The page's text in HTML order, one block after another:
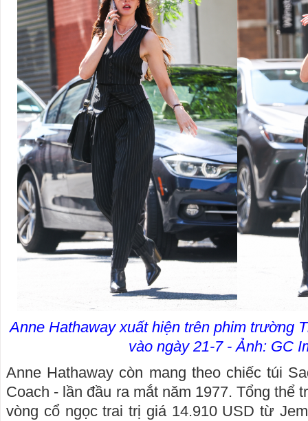
Anne Hathaway xuất hiện trên phim trường
vào ngày 21-7 - Ảnh: GC
Anne Hathaway còn mang theo chiếc túi
Coach - lần đầu ra mắt năm 1977. Tổng thể
vòng cổ ngọc trai trị giá 14.910 USD từ